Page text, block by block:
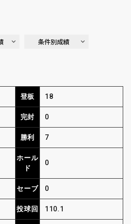
プライバシーポリシー
） よくある質問
アルバイト募集
条件別成績
登板 18
完封 0
勝利 7
ホール
ド
0
セーブ 0
投球回 110.1